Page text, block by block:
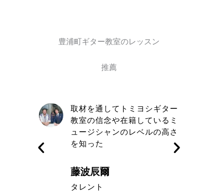
豊浦町ギター教室のレッスン
推薦
取材を通してトミヨシギター
教室の信念や在籍しているミ
ュージシャンのレベルの高さ
を知った
藤波辰爾
タレント